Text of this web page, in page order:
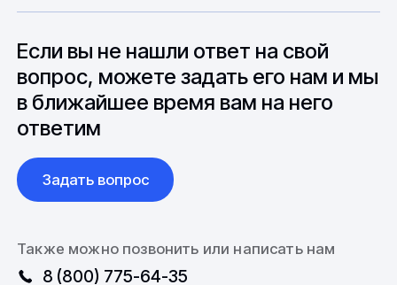
до 6 месяцев производства.
вопросы связанные с документацией и
международной логистикой.
Если вы не нашли ответ на свой
вопрос, можете задать его нам и мы
в ближайшее время вам на него
ответим
Задать вопрос
Также можно позвонить или написать нам
8 (800) 775-64-35